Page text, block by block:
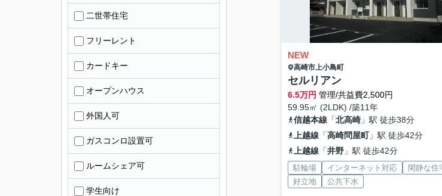
NEW
高崎市上小鳥町
セルリアン
6.5万円 管理/共益費2,500円
59.95㎡ (2LDK) /築11年
信越本線「北高崎」駅 徒歩38分
上越線「高崎問屋町」駅 徒歩42分
上越線「井野」駅 徒歩42分
駐輪場 インターネット対応
閑静な住
好立地
公共下水
二世帯住宅
フリーレント
カードキー
オープンハウス
外国人可
ガスコンロ設置可
ルームシェア可
学生向け